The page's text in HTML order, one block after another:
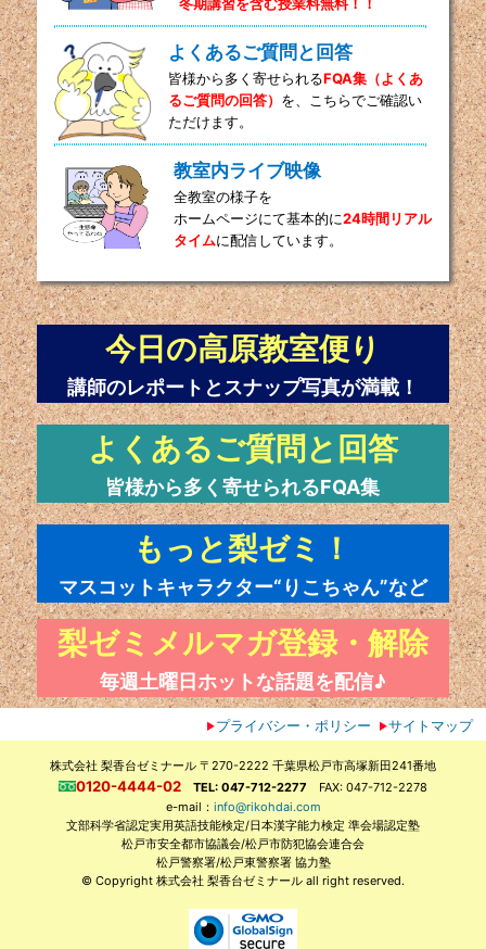
よくあるご質問と回答
皆様から多く寄せられるFQA集（よくあ
るご質問の回答） を、こちらでご確認い
ただけます。
教室内ライブ映像
全教室の様子を
ホームページにて基本的に24時間リアル
タイムに配信しています。
今日の高原教室便り
講師のレポートとスナップ写真が満載！
よくあるご質問と回答
皆様から多く寄せられるFQA集
もっと梨ゼミ！
マスコットキャラクター“りこちゃん”など
梨ゼミメルマガ登録・解除
毎週土曜日ホットな話題を配信♪
プライバシー・ポリシー サイトマップ
株式会社 梨香台ゼミナール 〒270-2222 千葉県松戸市高塚新田241番地
0120-4444-02 TEL: 047-712-2277 FAX: 047-712-2278
e-mail： info@rikohdai.com
文部科学省認定実用英語技能検定/日本漢字能力検定 準会場認定塾
松戸市安全都市協議会/松戸市防犯協会連合会
松戸警察署/松戸東警察署 協力塾
© Copyright 株式会社 梨香台ゼミナール all right reserved.